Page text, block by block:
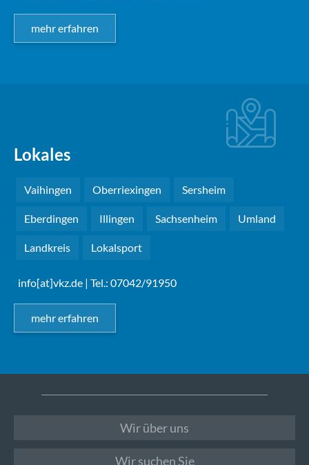
mehr erfahren
Lokales
Vaihingen Oberriexingen Sersheim
Eberdingen Illingen Sachsenheim Umland
Landkreis Lokalsport
info[at]vkz.de | Tel.: 07042/91950
mehr erfahren
Wir über uns
Wir suchen Sie